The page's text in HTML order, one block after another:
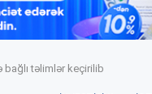
bağlı təlimlər keçirilib